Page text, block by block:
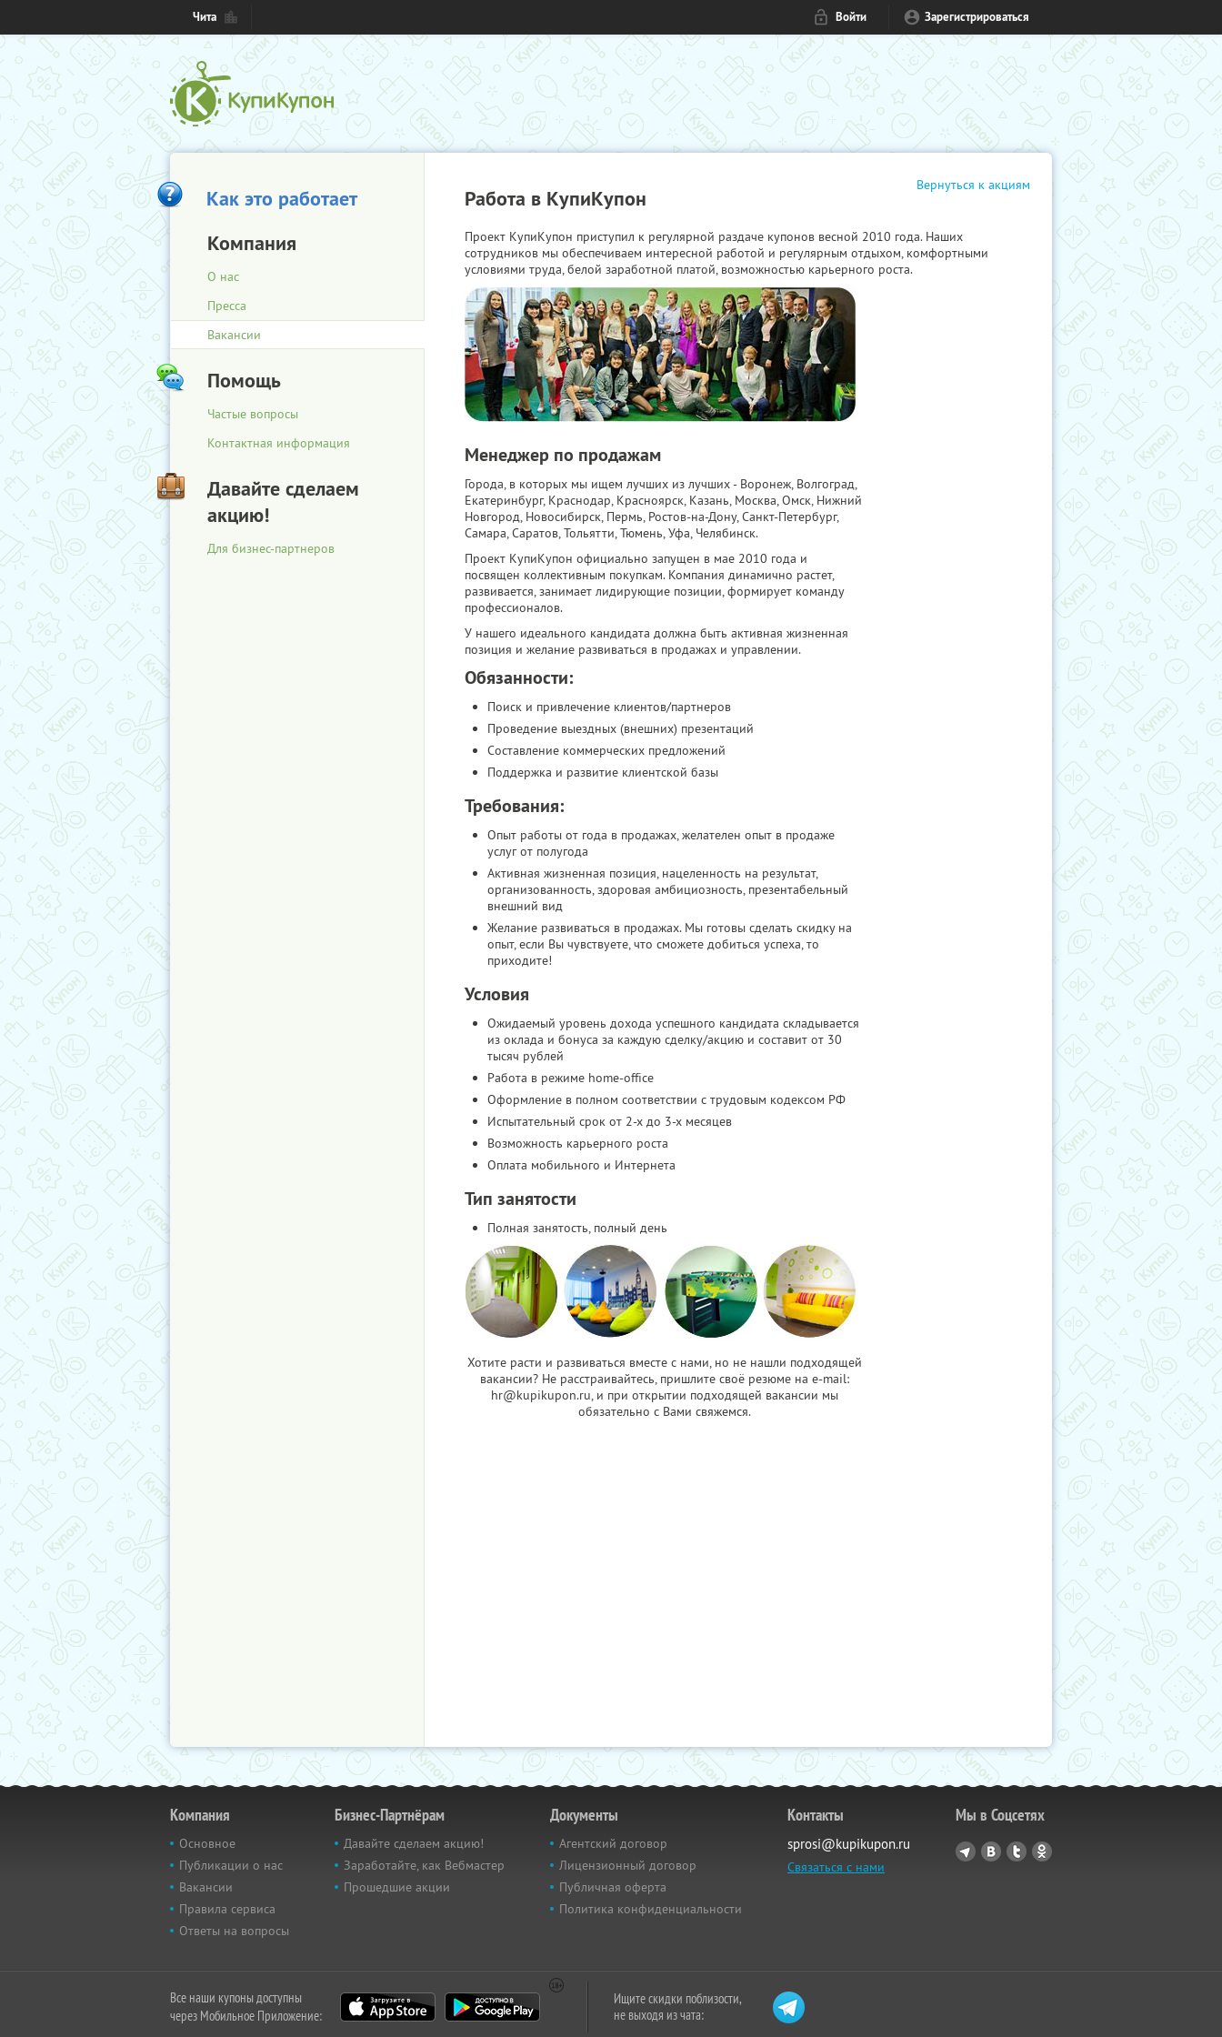
Чита Войти Зарегистрироваться
Как это работает
Компания
О нас
Пресса
Вакансии
Помощь
Частые вопросы
Контактная информация
Давайте сделаем
акцию!
Для бизнес-партнеров
Вернуться к акциям
Работа в КупиКупон
Проект КупиКупон приступил к регулярной раздаче купонов весной 2010 года. Наших
сотрудников мы обеспечиваем интересной работой и регулярным отдыхом, комфортными
условиями труда, белой заработной платой, возможностью карьерного роста.
Менеджер по продажам
Города, в которых мы ищем лучших из лучших - Воронеж, Волгоград,
Екатеринбург, Краснодар, Красноярск, Казань, Москва, Омск, Нижний
Новгород, Новосибирск, Пермь, Ростов-на-Дону, Санкт-Петербург,
Самара, Саратов, Тольятти, Тюмень, Уфа, Челябинск.
Проект КупиКупон официально запущен в мае 2010 года и
посвящен коллективным покупкам. Компания динамично растет,
развивается, занимает лидирующие позиции, формирует команду
профессионалов.
У нашего идеального кандидата должна быть активная жизненная
позиция и желание развиваться в продажах и управлении.
Обязанности:
Поиск и привлечение клиентов/партнеров
Проведение выездных (внешних) презентаций
Составление коммерческих предложений
Поддержка и развитие клиентской базы
Требования:
Опыт работы от года в продажах, желателен опыт в продаже
услуг от полугода
Активная жизненная позиция, нацеленность на результат,
организованность, здоровая амбициозность, презентабельный
внешний вид
Желание развиваться в продажах. Мы готовы сделать скидку на
опыт, если Вы чувствуете, что сможете добиться успеха, то
приходите!
Условия
Ожидаемый уровень дохода успешного кандидата складывается
из оклада и бонуса за каждую сделку/акцию и составит от 30
тысяч рублей
Работа в режиме home-office
Оформление в полном соответствии с трудовым кодексом РФ
Испытательный срок от 2-х до 3-х месяцев
Возможность карьерного роста
Оплата мобильного и Интернета
Тип занятости
Полная занятость, полный день
Хотите расти и развиваться вместе с нами, но не нашли подходящей
вакансии? Не расстраивайтесь, пришлите своё резюме на e-mail:
hr@kupikupon.ru, и при открытии подходящей вакансии мы
обязательно с Вами свяжемся.
Компания
Основное
Публикации о нас
Вакансии
Правила сервиса
Ответы на вопросы
Бизнес-Партнёрам
Давайте сделаем акцию!
Заработайте, как Вебмастер
Прошедшие акции
Документы
Агентский договор
Лицензионный договор
Публичная оферта
Политика конфиденциальности
Контакты
sprosi@kupikupon.ru
Связаться с нами
Мы в Соцсетях
Все наши купоны доступны
через Мобильное Приложение:
Ищите скидки поблизости,
не выходя из чата: